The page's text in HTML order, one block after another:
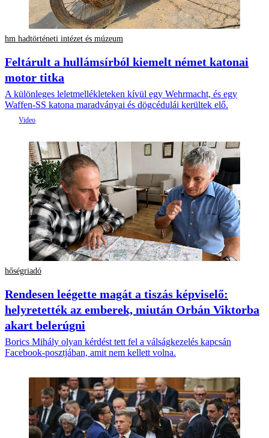
hm hadtörténeti intézet és múzeum
Feltárult a hullámsírból kiemelt német katonai
motor titka
A különleges leletmellékleteken kívül egy Wehrmacht, és egy
Waffen-SS katona maradványai és dögcédulái kerültek elő.
hőségriadó
Rendesen leégette magát a tiszás képviselő:
helyretették az emberek, miután Orbán Viktorba
akart belerúgni
Borics Mihály olyan kérdést tett fel a válságkezelés kapcsán
Facebook-posztjában, amit nem kellett volna.